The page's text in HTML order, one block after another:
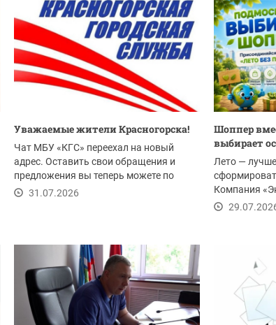
Уважаемые жители Красногорска!
Чат МБУ «КГС» переехал на новый
адрес. Оставить свои обращения и
предложения вы теперь можете по
ссылке.
31.07.2026
Шоппер
выбирает
Лето —
Компания
жителей